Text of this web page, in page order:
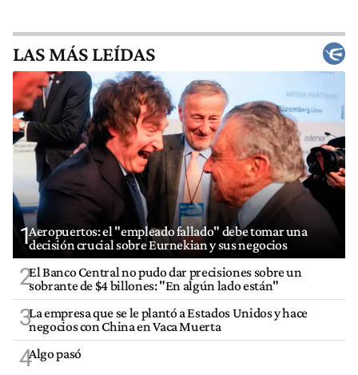
LAS MÁS LEÍDAS
1Aeropuertos: el "empleado fallado" debe tomar una
decisión crucial sobre Eurnekian y sus negocios
2El Banco Central no pudo dar precisiones sobre un
sobrante de $4 billones: "En algún lado están"
3La empresa que se le plantó a Estados Unidos y hace
negocios con China en Vaca Muerta
4Algo pasó